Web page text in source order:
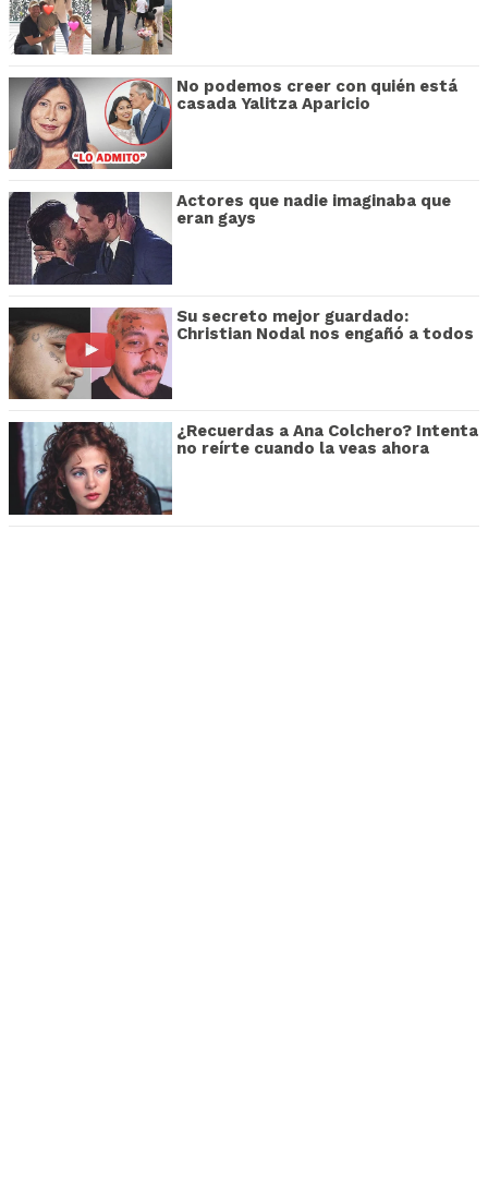
No podemos creer con quién está
casada Yalitza Aparicio
Actores que nadie imaginaba que
eran gays
Su secreto mejor guardado:
Christian Nodal nos engañó a todos
¿Recuerdas a Ana Colchero? Intenta
no reírte cuando la veas ahora